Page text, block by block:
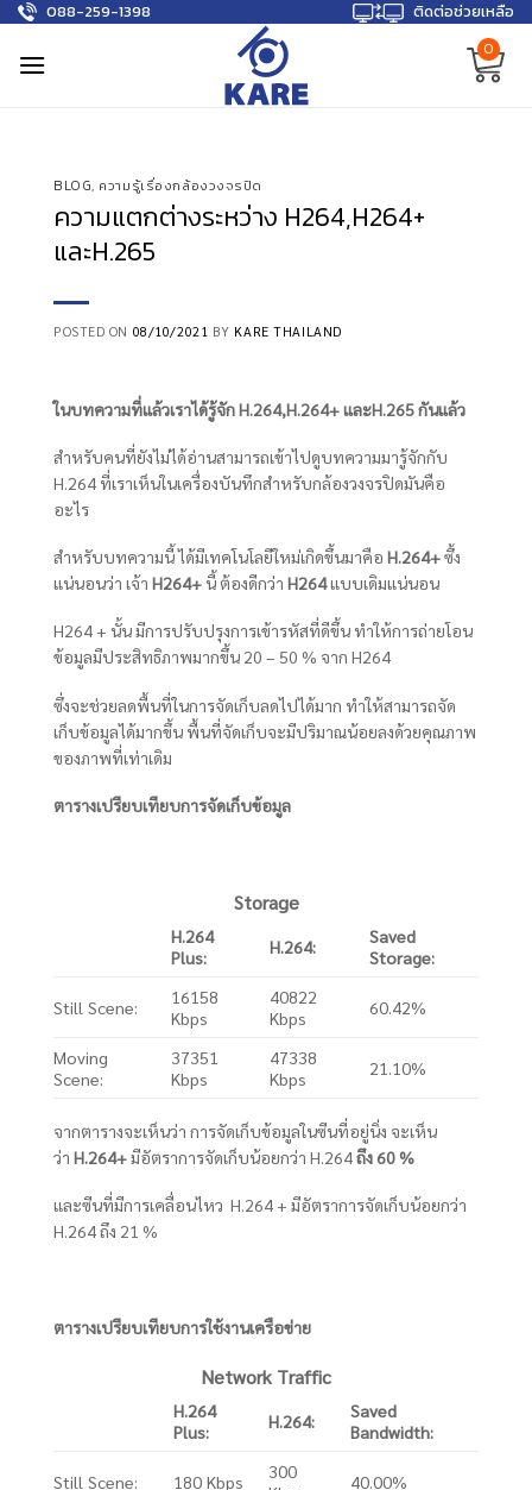
Skip
content
088-259-1398
ติดต่อช่วยเหลือ
0
BLOG, ความรู้เรื่องกล้องวงจรปิด
ความแตกต่างระหว่าง H264,H264+
และH.265
POSTED ON 08/10/2021 BY KARE THAILAND
ในบทความที่แล้วเราได้รู้จัก H.264,H.264+ และH.265 กันแล้ว
สำหรับคนที่ยังไม่ได้อ่านสามารถเข้าไปดูบทความมารู้จักกับ
H.264 ที่เราเห็นในเครื่องบันทึกสำหรับกล้องวงจรปิดมันคือ
อะไร
สำหรับบทความนี้ ได้มีเทคโนโลยีใหม่เกิดขึ้นมาคือ H.264+ซึ้ง
แน่นอนว่า เจ้า H264+ นี้ ต้องดีกว่า H264แบบเดิมแน่นอน
H264 + นั้น มีการปรับปรุงการเข้ารหัสที่ดีขึ้น ทำให้การถ่ายโอน
ข้อมูลมีประสิทธิภาพมากขึ้น 20 – 50 % จาก H264
ซึ่งจะช่วยลดพื้นที่ในการจัดเก็บลดไปได้มาก ทำให้สามารถจัด
เก็บข้อมูลได้มากขึ้น พื้นที่จัดเก็บจะมีปริมาณน้อยลงด้วยคุณภาพ
ของภาพที่เท่าเดิม
ตารางเปรียบเทียบการจัดเก็บข้อมูล
Storage
H.264
Plus:
H.264:
Saved
Storage:
Still Scene:
16158
Kbps
40822
Kbps
60.42%
Moving
Scene:
37351
Kbps
47338
Kbps
21.10%
จากตารางจะเห็นว่า การจัดเก็บข้อมูลในซีนที่อยู่นิ่ง จะเห็น
ว่า H.264+มีอัตราการจัดเก็บน้อยกว่า H.264ถึง 60 %
และซีนที่มีการเคลื่อนไหว H.264 + มีอัตราการจัดเก็บน้อยกว่า
H.264 ถึง 21 %
ตารางเปรียบเทียบการใช้งานเครือข่าย
Network Traffic
H.264
Plus:
H.264:
Saved
Bandwidth:
Still Scene: 180 Kbps
300
40.00%